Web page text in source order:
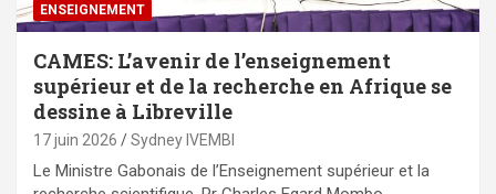
ENSEIGNEMENT
CAMES: L’avenir de l’enseignement
supérieur et de la recherche en Afrique se
dessine à Libreville
17 juin 2026 Sydney IVEMBI
Le Ministre Gabonais de l’Enseignement supérieur et la